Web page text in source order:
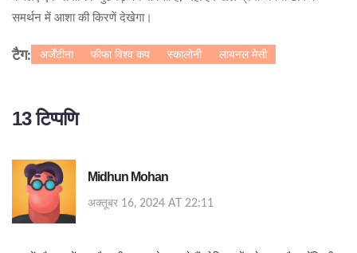
समर्थन में आशा की किरणें देखेगा।
टैग: अर्जेंटीना फीफा विश्व कप स्कालोनी लायनल मेसी
13 टिप्पणि
Midhun Mohan
अक्तूबर 16, 2024 AT 22:11